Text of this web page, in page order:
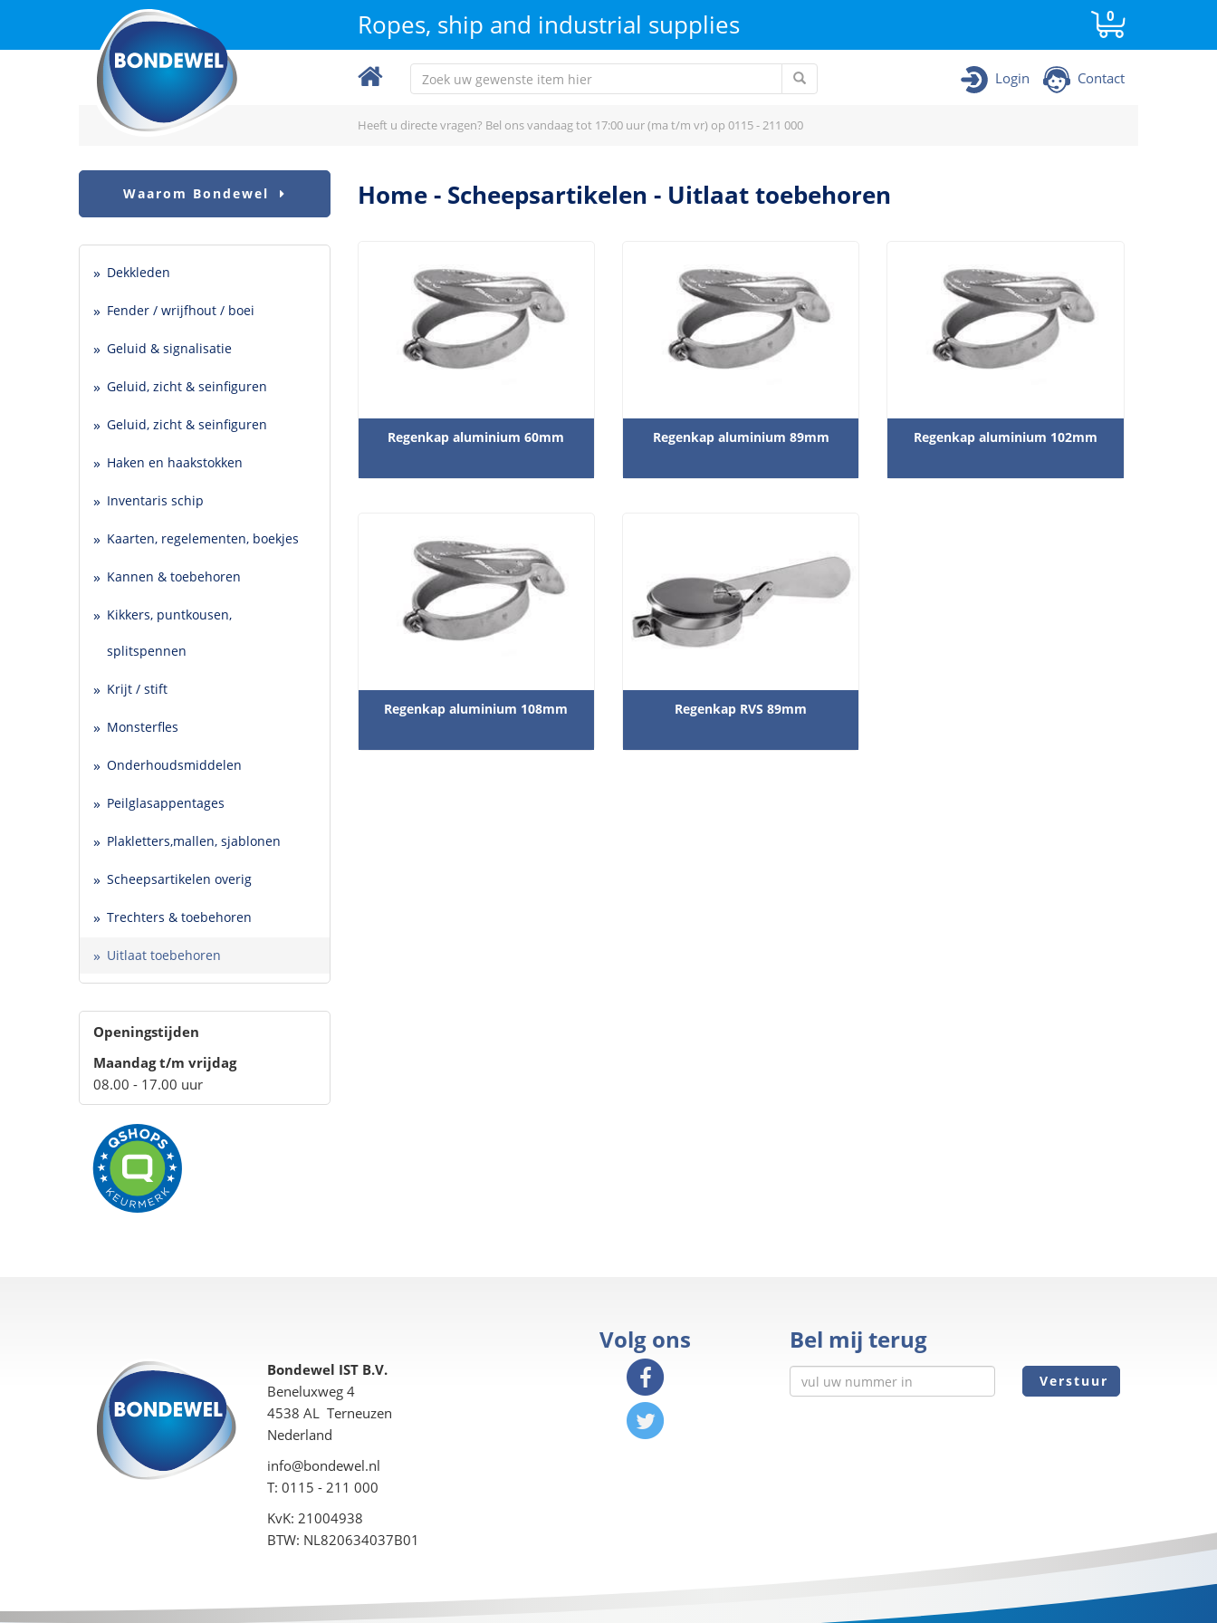
Ropes, ship and industrial supplies 0
Login Contact
Heeft u directe vragen? Bel ons vandaag tot 17:00 uur (ma t/m vr) op 0115 - 211 000
Waarom Bondewel
Dekkleden
Fender / wrijfhout / boei
Geluid & signalisatie
Geluid, zicht & seinfiguren
Geluid, zicht & seinfiguren
Haken en haakstokken
Inventaris schip
Kaarten, regelementen, boekjes
Kannen & toebehoren
Kikkers, puntkousen,
splitspennen
Krijt / stift
Monsterfles
Onderhoudsmiddelen
Peilglasappentages
Plakletters,mallen, sjablonen
Scheepsartikelen overig
Trechters & toebehoren
Uitlaat toebehoren
Openingstijden
Maandag t/m vrijdag
08.00 - 17.00 uur
Home- Scheepsartikelen - Uitlaat toebehoren
Regenkap aluminium 60mm Regenkap aluminium 89mm Regenkap aluminium 102mm
Regenkap aluminium 108mm Regenkap RVS 89mm
Bondewel IST B.V.
Beneluxweg 4
4538 AL Terneuzen
Nederland
info@bondewel.nl
T: 0115 - 211 000
KvK: 21004938
BTW: NL820634037B01
Volg ons Bel mij terug
Verstuur